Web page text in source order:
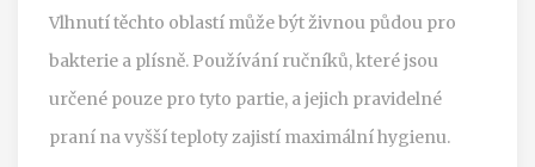
Vlhnutí těchto oblastí může být živnou půdou pro
bakterie a plísně. Používání ručníků, které jsou
určené pouze pro tyto partie, a jejich pravidelné
praní na vyšší teploty zajistí maximální hygienu.